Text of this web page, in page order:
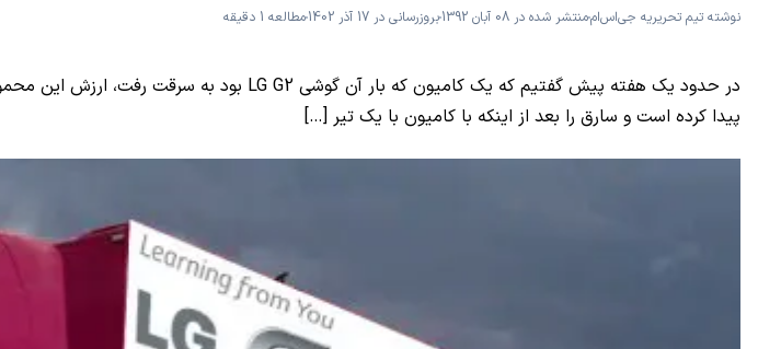
نوشته تیم تحریریه جی‌اس‌اممنتشر شده در 08 آبان 1392 بروزرسانی در 17 آذر 1402
مطالعه 1 دقیقه
پیدا کرده است و سارق را بعد از اینکه با کامیون با یک تیر […]